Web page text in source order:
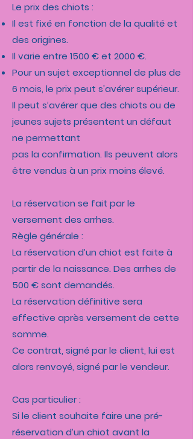
Le prix des chiots :
Il est fixé en fonction de la qualité et
des origines.
Il varie entre 1500 € et 2000 €.
Pour un sujet exceptionnel de plus de
6 mois, le prix peut s'avérer supérieur.
Il peut s’avérer que des chiots ou de
jeunes sujets présentent un défaut
ne permettant
pas la confirmation. Ils peuvent alors
être vendus à un prix moins élevé.
La réservation se fait par le
versement des arrhes.
Règle générale :
La réservation d’un chiot est faite à
partir de la naissance. Des arrhes de
500 € sont demandés.
La réservation définitive sera
effective après versement de cette
somme.
Ce contrat, signé par le client, lui est
alors renvoyé, signé par le vendeur.
Cas particulier :
Si le client souhaite faire une pré-
réservation d’un chiot avant la